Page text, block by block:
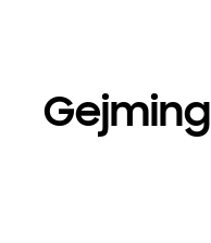
Gejming